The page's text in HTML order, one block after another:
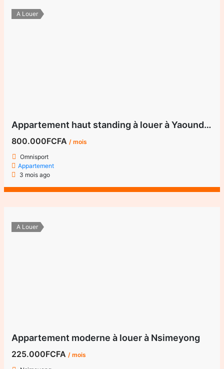
A Louer
Appartement haut standing à louer à Yaoundé, quartier Omnisport
800.000FCFA / mois
Omnisport
Appartement
3 mois ago
A Louer
Appartement moderne à louer à Nsimeyong
225.000FCFA / mois